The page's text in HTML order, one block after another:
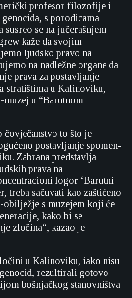
profesor filozofije i
s porodicama
se na jučerašnjem
kaže da svojim
ljudsko pravo na
na nadležne organe da
prava za postavljanje
stratištima u Kalinoviku,
u “Barutnom
čovječanstvo to što je
postavljanje spomen-
Zabrana predstavlja
prava na
logor ‘Barutni
treba sačuvati kao zaštićeno
obilježje s muzejem koji će
kako bi se
zločina“, kazao je
u Kalinoviku, iako nisu
rezultirali gotovo
bošnjačkog stanovništva